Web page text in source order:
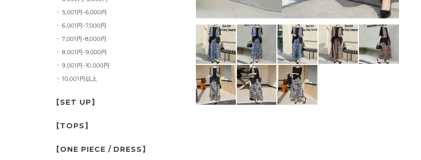
5,001円-6,000円
6,001円-7,000円
7,001円-8,000円
8,001円-9,000円
9,001円-10,000円
10,001円以上
【SET UP】
【TOPS】
【ONE PIECE / DRESS】